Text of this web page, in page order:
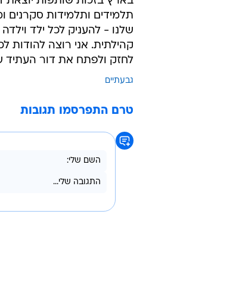
תלמידים ותלמידות סקרנים
שלנו - להעניק לכל ילד
קהילתית. אני רוצה
לחזק ולפתח את דור העתיד
גבעתיים
טרם התפרסמו תגובות